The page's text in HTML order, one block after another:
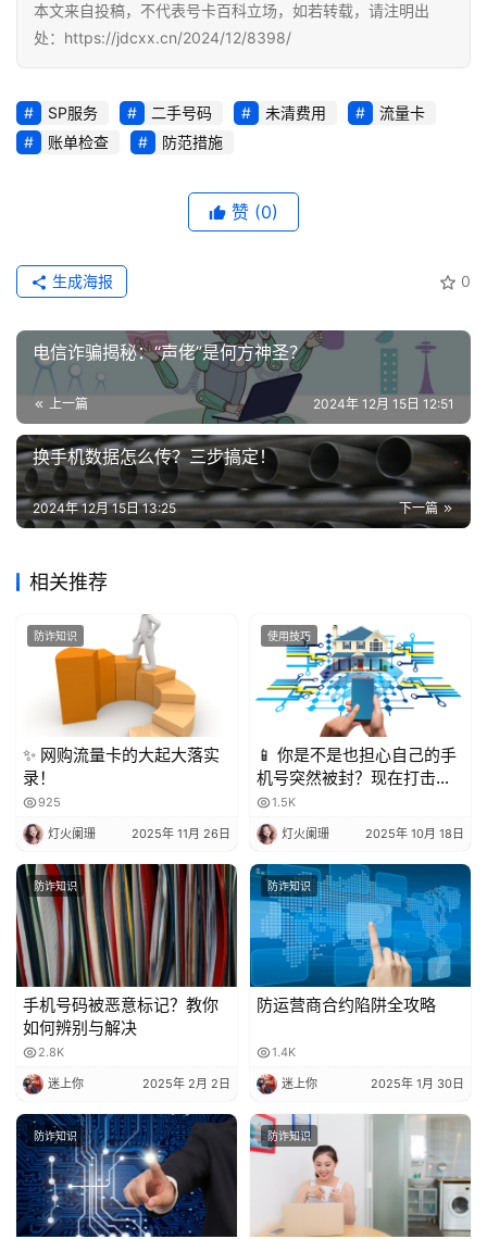
增
务
本文来自投稿，不代表号卡百科立场，如若转载，请注明出
处：https://jdcxx.cn/2024/12/8398/
SP服务 二手号码 未清费用
流量卡
账单检查
防范措施
赞 (0)
0
生成海报
电信诈骗揭秘：“声佬”是何方神圣？
上一篇 2024年 12月 15日 12:51
换手机数据怎么传？三步搞定！
下一篇
2024年 12月 15日 13:25
相关推荐
防诈知识
✨ 网购流量卡的大起大落实
录！
925
灯火阑珊 2025年 11月 26日
使用技巧
📱 你是不是也担心自己的手
机号突然被封？现在打击骚
扰电话越来越严格，一不小
心就可能中招！今天就来聊
聊，到底被多少人标记会封
号？又该怎么避免？
1.5K
灯火阑珊 2025年 10月 18日
防诈知识
手机号码被恶意标记？教你
如何辨别与解决
2.8K
迷上你 2025年 2月 2日
防诈知识
防运营商合约陷阱全攻略
1.4K
迷上你 2025年 1月 30日
防诈知识 防诈知识